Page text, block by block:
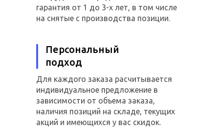
гарантия от 1 до 3-х лет, в том числе
на снятые с производства позиции.
Персональный
подход
Для каждого заказа расчитывается
индивидуальное предложение в
зависимости от объема заказа,
наличия позиций на складе, текущих
акций и имеющихся у вас скидок.